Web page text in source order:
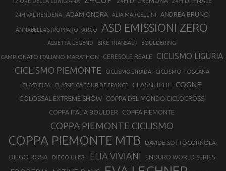
24H VAL RENDENA ADAM ONDRA ALIA MARCELLINI ANDREA BRUNO
ANNABELLA STROPPARO ARCO ASD EMISSIONI ZERO
ASSIETTA LEGEND BIKE TRANSALP BOULDERING
CAMPIONATO ITALIANO MARATHON CERESOLE REALE CICLISMO LIGURIA
CICLISMO PIEMONTE CICLISMO STRADA CICLISMO TOSCANA
CLASSIFICA CLASSIFICA TOUR DE FRANCE CLASSIFICHE COGNE
COLOSSAL EXTREME SHOW
COPPA DEL MONDO CICLOCROSS
COPPA ITALIA BOULDER
COPPA PIEMONTE
COPPA PIEMONTE CICLISMO
COPPA PIEMONTE MTB DAVIDE SOTTOCORNOLA
DIEGO ROSA DIEGO ULISSI ELIA VIVIANI ENDURO WORLD SERIES